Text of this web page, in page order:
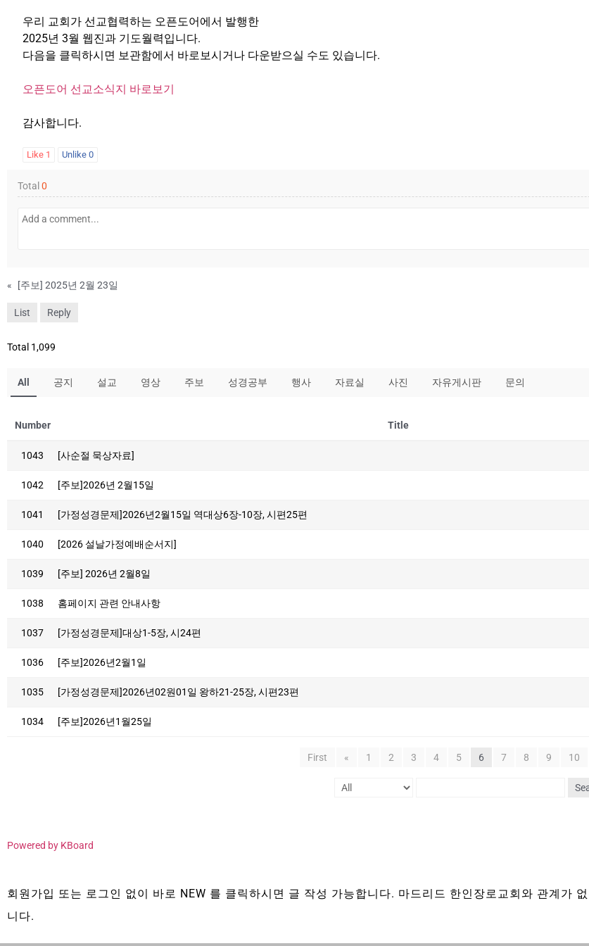
우리 교회가 선교협력하는 오픈도어에서 발행한
2025년 3월 웹진과 기도월력입니다.
다음을 클릭하시면 보관함에서 바로보시거나 다운받으실 수도 있습니다.
오픈도어 선교소식지 바로보기
감사합니다.
Like 1 Unlike 0
Total 0
« [주보] 2025년 2월 23일
List Reply
Total 1,099
All 공지 설교 영상 주보 성경공부 행사 자료실 사진 자유게시판 문의
Number Title
1043 [사순절 묵상자료]
1042 [주보]2026년 2월15일
1041 [가정성경문제]2026년2월15일 역대상6장-10장, 시편25편
1040 [2026 설날가정예배순서지]
1039 [주보] 2026년 2월8일
1038 홈페이지 관련 안내사항
1037 [가정성경문제]대상1-5장, 시24편
1036 [주보]2026년2월1일
1035 [가정성경문제]2026년02원01일 왕하21-25장, 시편23편
1034 [주보]2026년1월25일
First « 1 2 3 4 5 6 7 8 9 10
Powered by KBoard
회원가입 또는 로그인 없이 바로 NEW 를 클릭하시면 글 작성 가능합니다. 마드리드 한인장로교회와 관계가
니다.